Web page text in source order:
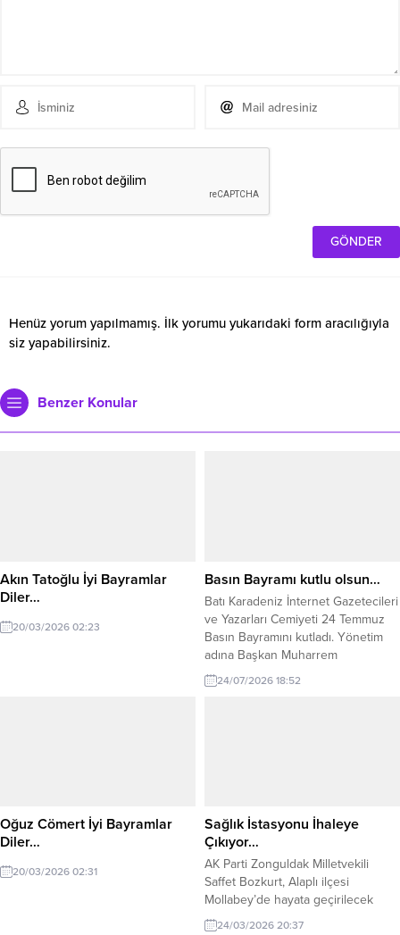
Henüz yorum yapılmamış. İlk yorumu yukarıdaki form aracılığıyla
siz yapabilirsiniz.
Benzer Konular
Akın Tatoğlu İyi Bayramlar
Diler…
20/03/2026 02:23
Basın Bayramı kutlu olsun…
Batı Karadeniz İnternet Gazetecileri
ve Yazarları Cemiyeti 24 Temmuz
Basın Bayramını kutladı. Yönetim
adına Başkan Muharrem
Yokarıbaş’ın yaptığı açıklama şöyle:
“Gecesi gündüzü olmadan, sahanın
24/07/2026 18:52
Oğuz Cömert İyi Bayramlar
Diler…
20/03/2026 02:31
Sağlık İstasyonu İhaleye
Çıkıyor…
AK Parti Zonguldak Milletvekili
Saffet Bozkurt, Alaplı ilçesi
Mollabey’de hayata geçirilecek
önemli bir sağlık yatırımını duyurdu.
24/03/2026 20:37